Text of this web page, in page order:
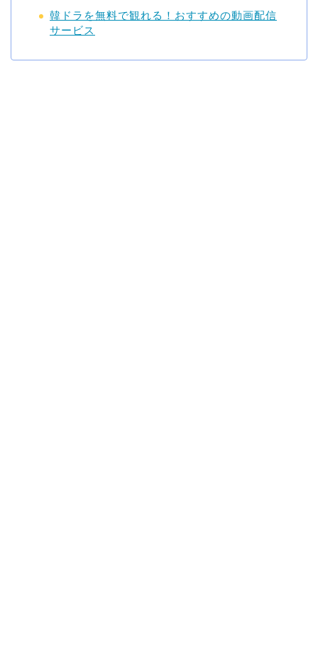
韓ドラを無料で観れる！おすすめの動画配信
サービス